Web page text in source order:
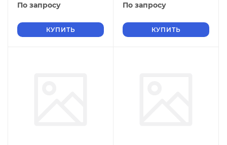
По запросу
КУПИТЬ
По запросу
КУПИТЬ